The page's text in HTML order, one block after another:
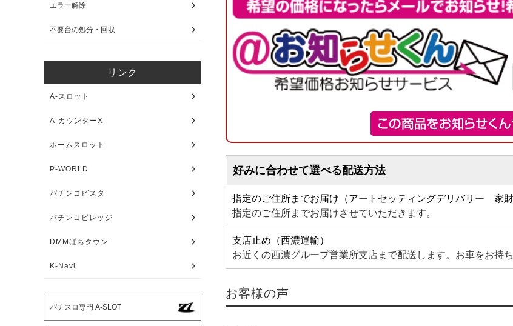
好みに合わせて選べる配送方法
指定のご住所までお届け（アートセッティングデリバリー 家財
指定のご住所までお届けさせていただきます。
支店止め（西濃運輸）
お近くの西濃グループ営業所支店まで配送します。お車をお持
お客様の声
エラー解除
不要台の処分・回収
リンク
A-スロット
A-カウンターX
ホームスロット
P-WORLD
パチンコビスタ
パチンコビレッジ
DMMぱちタウン
K-Navi
パチスロ専門 A-SLOT